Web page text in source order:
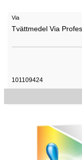
Via
Tvättmedel Via
101109424